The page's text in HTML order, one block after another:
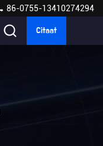
86-0755-13410274294
Citaat